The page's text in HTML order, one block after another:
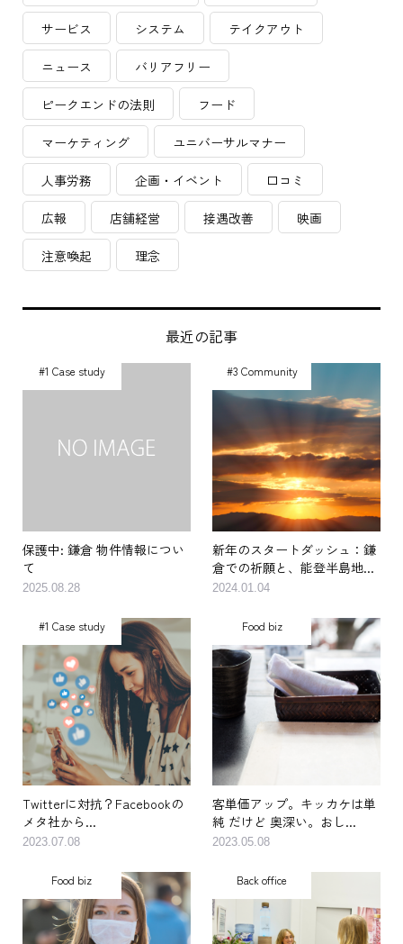
クラウドファンディング サポート内容
サービス システム テイクアウト
ニュース バリアフリー
ピークエンドの法則 フード
マーケティング ユニバーサルマナー
人事労務 企画・イベント 口コミ
広報 店舗経営 接遇改善 映画
注意喚起 理念
#1 Case study
保護中: 鎌倉 物件情報につい
て
#3 Community
新年のスタートダッシュ：鎌
倉での祈願と、能登半島地...
#1 Case study
Twitterに対抗？Facebookの
メタ社から...
Food biz
客単価アップ。キッカケは単
純 だけど 奥深い。おし...
Food biz Back office